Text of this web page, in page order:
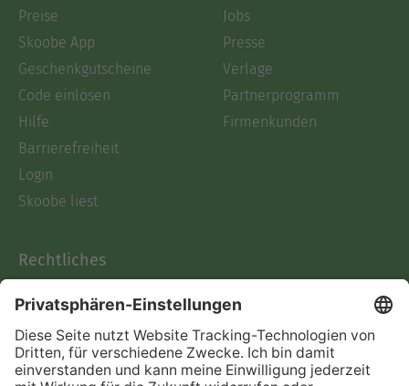
Preise
Skoobe App
Geschenkgutscheine
Code einlösen
Hilfe
Barrierefreiheit
Login
Skoobe liest
Jobs
Presse
Verlage
Partnerprogramm
Firmenkunden
Rechtliches
AGB
Informationen nach Data
Act